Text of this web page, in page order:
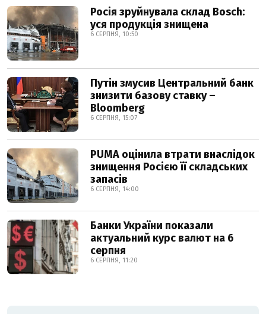
Росія зруйнувала склад Bosch:
уся продукція знищена
6 СЕРПНЯ, 10:50
Путін змусив Центральний банк
знизити базову ставку –
Bloomberg
6 СЕРПНЯ, 15:07
PUMA оцінила втрати внаслідок
знищення Росією її складських
запасів
6 СЕРПНЯ, 14:00
Банки України показали
актуальний курс валют на 6
серпня
6 СЕРПНЯ, 11:20